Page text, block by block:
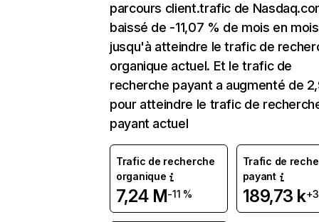
parcours client.trafic de
baissé de -11,07 % de mois en mois
jusqu'à atteindre le trafic de
organique actuel. Et le trafic de
recherche payant a augmenté de
pour atteindre le trafic de
payant actuel
Trafic de recherche
organique
7,24 M-11 %
Trafic de
payant
189,73 k